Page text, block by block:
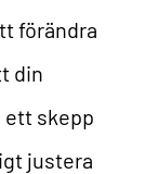
förändra
din
ett skepp
justera